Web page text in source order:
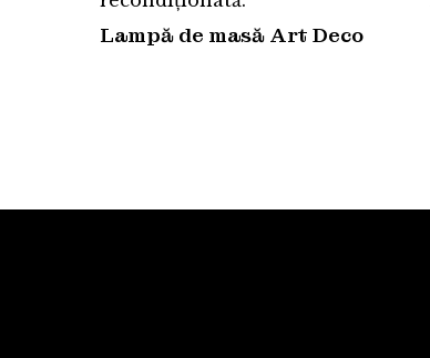
Lampă de masă Art Deco